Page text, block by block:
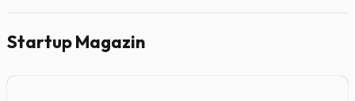
Startup Magazin